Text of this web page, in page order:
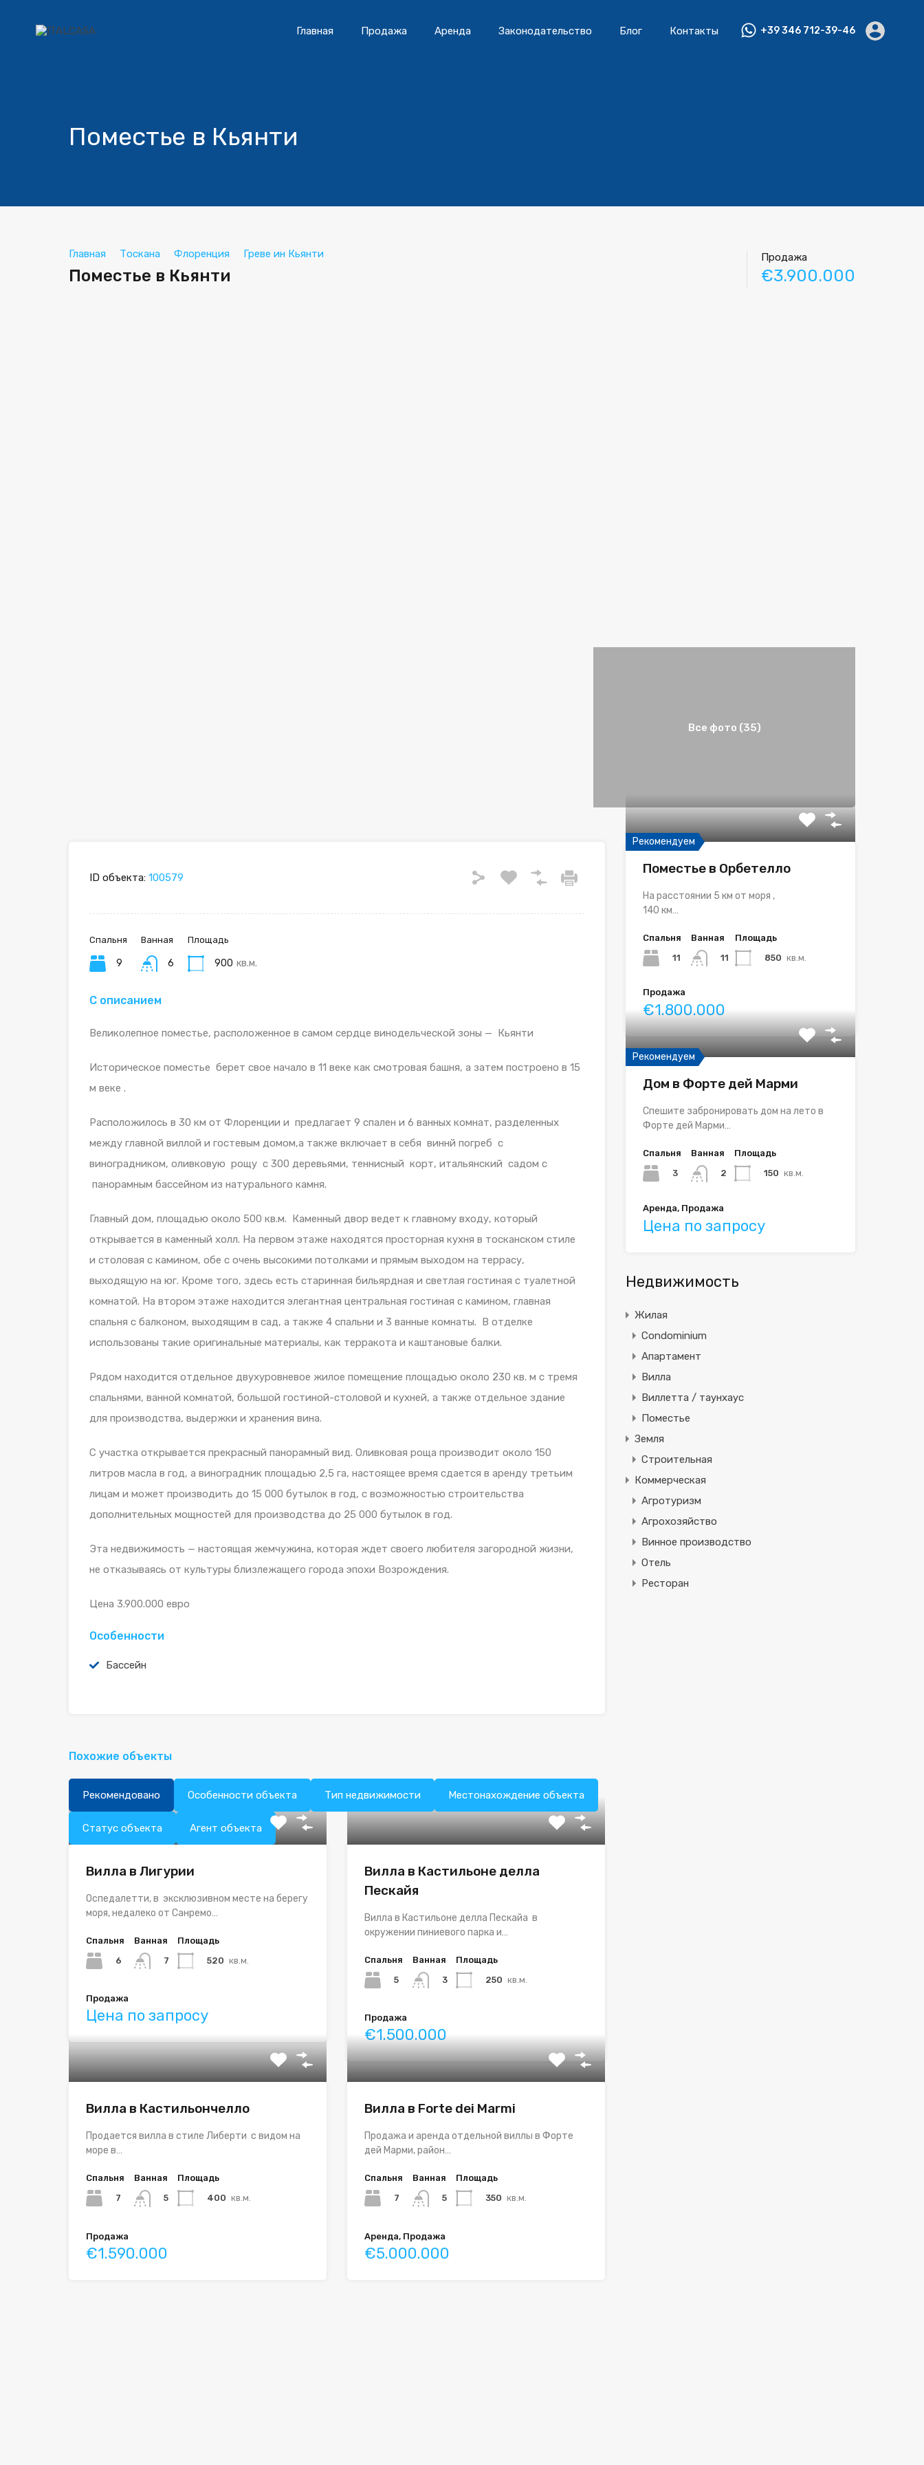
Главная Продажа Аренда Законодательство Блог Контакты +39 346 712-39-46
Поместье в Кьянти
Главная Тоскана Флоренция Греве ин Кьянти
Поместье в Кьянти
Продажа
€3.900.000
Все фото (35)
ID объекта: 100579
Спальня
9
Ванная
6
Площадь
900 кв.м.
С описанием
Великолепное поместье, расположенное в самом сердце винодельческой зоны — Кьянти
Историческое поместье берет свое начало в 11 веке как смотровая башня, а затем построено в 15
м веке .
Расположилось в 30 км от Флоренции и предлагает 9 спален и 6 ванных комнат, разделенных
между главной виллой и гостевым домом,а также включает в себя виннй погреб с
виноградником, оливковую рощу с 300 деревьями, теннисный корт, итальянский садом с
панорамным бассейном из натурального камня.
Главный дом, площадью около 500 кв.м. Каменный двор ведет к главному входу, который
открывается в каменный холл. На первом этаже находятся просторная кухня в тосканском стиле
и столовая с камином, обе с очень высокими потолками и прямым выходом на террасу,
выходящую на юг. Кроме того, здесь есть старинная бильярдная и светлая гостиная с туалетной
комнатой. На втором этаже находится элегантная центральная гостиная с камином, главная
спальня с балконом, выходящим в сад, а также 4 спальни и 3 ванные комнаты. В отделке
использованы такие оригинальные материалы, как терракота и каштановые балки.
Рядом находится отдельное двухуровневое жилое помещение площадью около 230 кв. м с тремя
спальнями, ванной комнатой, большой гостиной-столовой и кухней, а также отдельное здание
для производства, выдержки и хранения вина.
С участка открывается прекрасный панорамный вид. Оливковая роща производит около 150
литров масла в год, а виноградник площадью 2,5 га, настоящее время сдается в аренду третьим
лицам и может производить до 15 000 бутылок в год, с возможностью строительства
дополнительных мощностей для производства до 25 000 бутылок в год.
Эта недвижимость — настоящая жемчужина, которая ждет своего любителя загородной жизни,
не отказываясь от культуры близлежащего города эпохи Возрождения.
Цена 3.900.000 евро
Особенности
Бассейн
Похожие объекты
Рекомендовано Особенности объекта Тип недвижимости Местонахождение объекта
Статус объекта Агент объекта
Вилла в Лигурии
Оспедалетти, в эксклюзивном месте на берегу
моря, недалеко от Санремо…
Спальня
6
Ванная
7
Площадь
520 кв.м.
Продажа
Цена по запросу
Вилла в Кастильоне делла
Пескайя
Вилла в Кастильоне делла Пескайа в
окружении пиниевого парка и…
Спальня
5
Ванная
3
Площадь
250 кв.м.
Продажа
€1.500.000
Вилла в Кастильончелло
Продается вилла в стиле Либерти с видом на
море в…
Спальня
7
Ванная
5
Площадь
400 кв.м.
Продажа
€1.590.000
Вилла в Forte dei Marmi
Продажа и аренда отдельной виллы в Форте
дей Марми, район…
Спальня
7
Ванная
5
Площадь
350 кв.м.
Аренда, Продажа
€5.000.000
Рекомендуем
Поместье в Орбетелло
На расстоянии 5 км от моря ,
140 км…
Спальня
11
Ванная
11
Площадь
850 кв.м.
Продажа
€1.800.000
Рекомендуем
Дом в Форте дей Марми
Спешите забронировать дом на лето в
Форте дей Марми…
Спальня
3
Ванная
2
Площадь
150 кв.м.
Аренда, Продажа
Цена по запросу
Недвижимость
Жилая
Condominium
Апартамент
Вилла
Виллетта / таунхаус
Поместье
Земля
Строительная
Коммерческая
Агротуризм
Агрохозяйство
Винное производство
Отель
Ресторан